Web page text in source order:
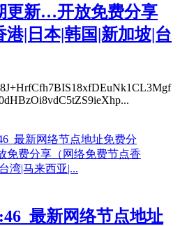
更新…开放免费分享
港|日本|韩国|新加坡|台
最新网络节点地址